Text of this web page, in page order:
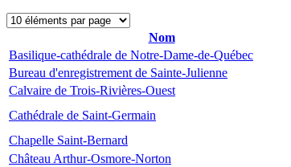
Nom
Basilique-cathédrale de Notre-Dame-de-Québec
Bureau d'enregistrement de Sainte-Julienne
Calvaire de Trois-Rivières-Ouest
Cathédrale de Saint-Germain
Chapelle Saint-Bernard
Château Arthur-Osmore-Norton